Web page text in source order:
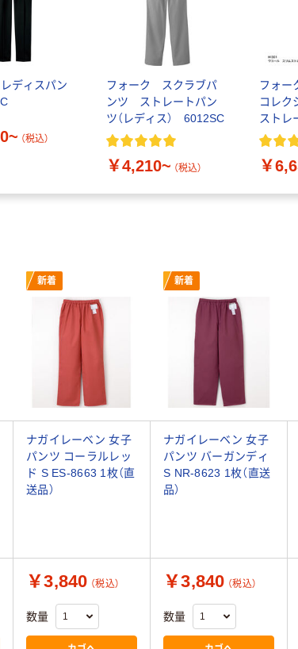
ディスパン
（税込）
フォーク スクラブパ
ンツ ストレートパン
ツ（レディス） 6012SC
￥4,210~ （税込）
フォ
コレ
ストレ
HI301
￥
新着 新着
ナガイレーベン 女子
パンツ コーラルレッ
ド S ES-8663 1枚（直
送品）
ナガイレーベン 女子
パンツ バーガンディ
S NR-8623 1枚（直送
品）
￥3,840 （税込）
数量
￥3,840 （税込）
数量